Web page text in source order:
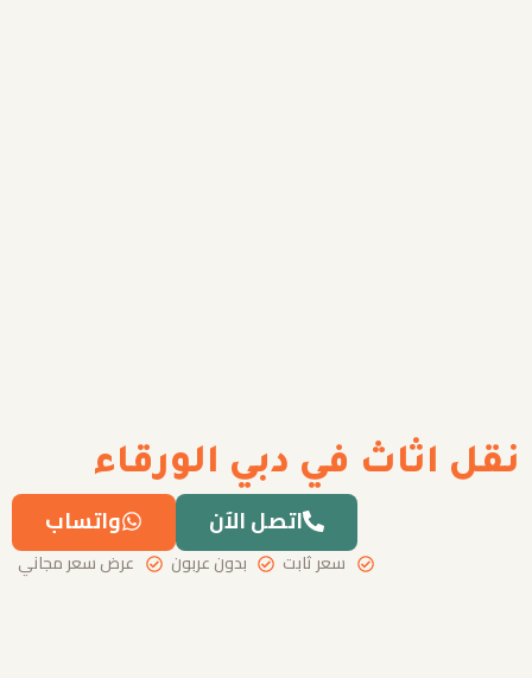
نقل اثاث في دبي الورقاء
واتساب اتصل الآن
عرض سعر مجاني بدون عربون سعر ثابت